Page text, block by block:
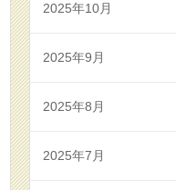
2025年10月
2025年9月
2025年8月
2025年7月